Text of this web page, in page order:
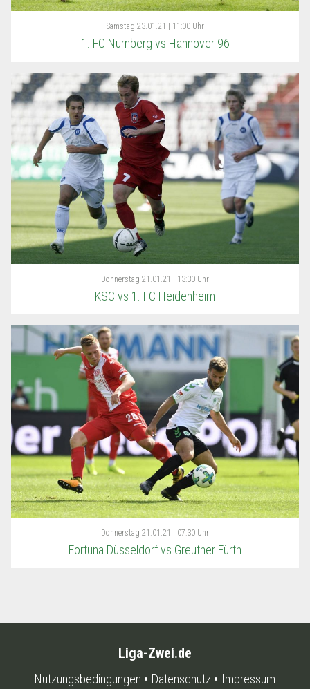
Samstag 23.01.21 | 11:00 Uhr
1. FC Nürnberg vs Hannover 96
Donnerstag 21.01.21 | 13:30 Uhr
KSC vs 1. FC Heidenheim
Donnerstag 21.01.21 | 07:30 Uhr
Fortuna Düsseldorf vs Greuther Fürth
Liga-Zwei.de
Nutzungsbedingungen Datenschutz Impressum